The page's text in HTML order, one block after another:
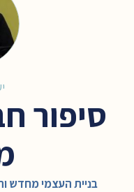
סיפור
בניית העצמי מחדש